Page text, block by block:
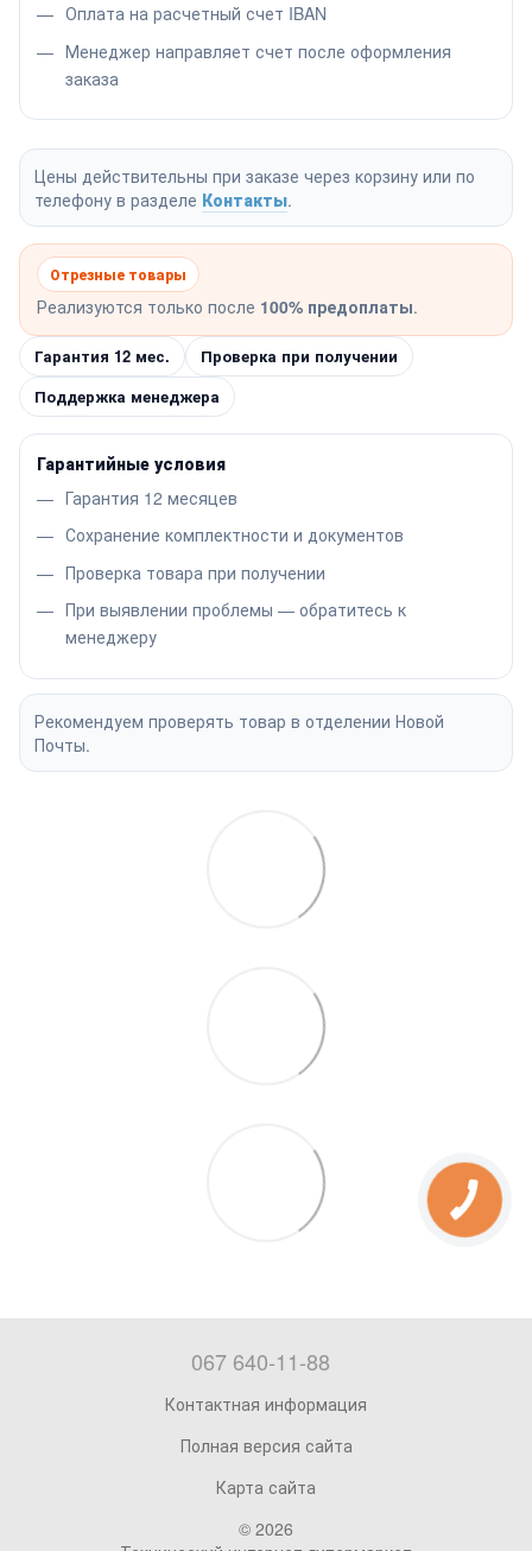
Оплата на расчетный счет IBAN
Менеджер направляет счет после оформления
заказа
Цены действительны при заказе через корзину или по
телефону в разделе Контакты.
Отрезные товары
Реализуются только после 100% предоплаты.
Гарантия 12 мес.
Проверка при получении
Поддержка менеджера
Гарантийные условия
Гарантия 12 месяцев
Сохранение комплектности и документов
Проверка товара при получении
При выявлении проблемы — обратитесь к
менеджеру
Рекомендуем проверять товар в отделении Новой
Почты.
067 640-11-88
Контактная информация
Полная версия сайта
Карта сайта
© 2026